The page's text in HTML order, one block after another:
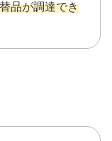
品が調達でき